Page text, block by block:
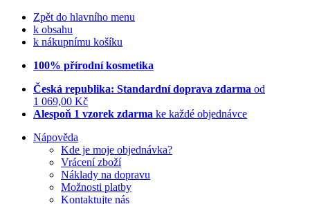
Zpět do hlavního menu
k obsahu
k nákupnímu košíku
100% přírodní kosmetika
Česká republika: Standardní doprava zdarma od
1 069,00 Kč
Alespoň 1 vzorek zdarma ke každé objednávce
Nápověda
Kde je moje objednávka?
Vrácení zboží
Náklady na dopravu
Možnosti platby
Kontaktujte nás